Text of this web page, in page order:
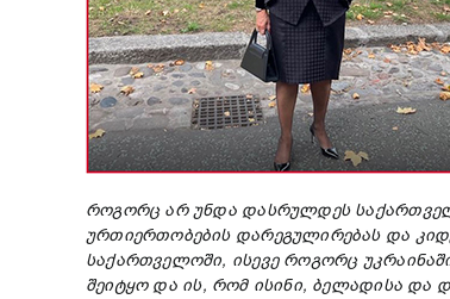
როგორც არ უნდა დასრულდეს
ურთიერთობების დარეგულირებას და
საქართველოში, ისევე როგორც
შეიტყო და ის, რომ ისინი, ბელადისა და